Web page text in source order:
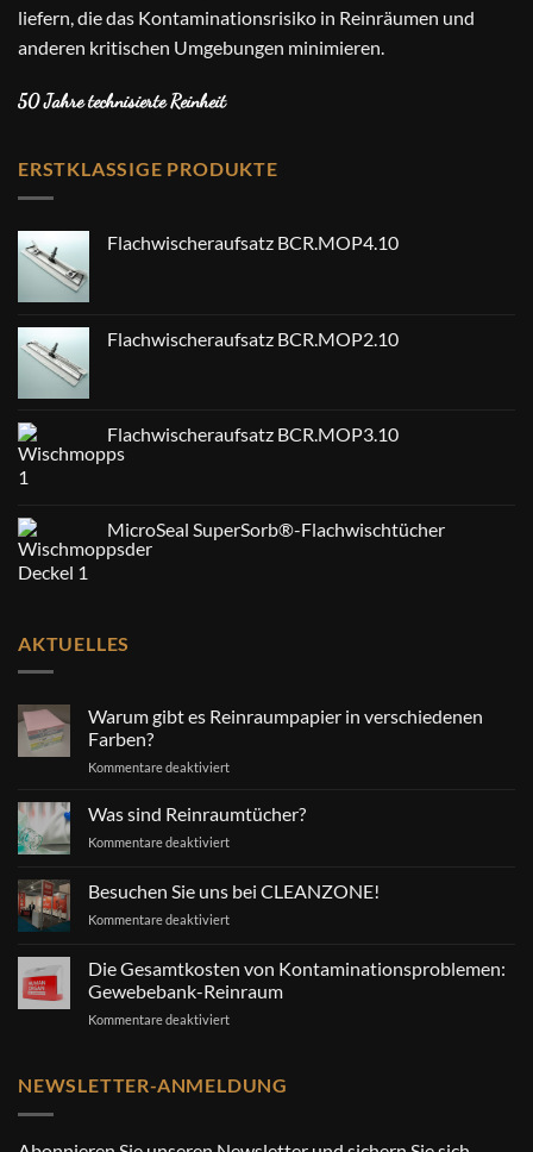
liefern, die das Kontaminationsrisiko in Reinräumen und
anderen kritischen Umgebungen minimieren.
50 Jahre technisierte Reinheit
ERSTKLASSIGE PRODUKTE
Flachwischeraufsatz BCR.MOP4.10
Flachwischeraufsatz BCR.MOP2.10
Flachwischeraufsatz BCR.MOP3.10
MicroSeal SuperSorb®-Flachwischtücher
AKTUELLES
Warum gibt es Reinraumpapier in verschiedenen
Farben?
Kommentare deaktiviertfür
gibt
Reinraumpapier
verschiedenen
Was sind Reinraumtücher?
Kommentare deaktiviertfür
Reinraumtücher?
Besuchen Sie uns bei CLEANZONE!
Kommentare deaktiviertfür
uns
bei
CLEANZONE!
Die Gesamtkosten von Kontaminationsproblemen:
Gewebebank-Reinraum
Kommentare deaktiviertfür
von
NEWSLETTER-ANMELDUNG